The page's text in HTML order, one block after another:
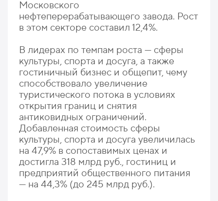
Московского
нефтеперерабатывающего завода. Рост
в этом секторе составил 12,4%.
В лидерах по темпам роста — сферы
культуры, спорта и досуга, а также
гостиничный бизнес и общепит, чему
способствовало увеличение
туристического потока в условиях
открытия границ и снятия
антиковидных ограничений.
Добавленная стоимость сферы
культуры, спорта и досуга увеличилась
на 47,9% в сопоставимых ценах и
достигла 318 млрд руб., гостиниц и
предприятий общественного питания
— на 44,3% (до 245 млрд руб.).